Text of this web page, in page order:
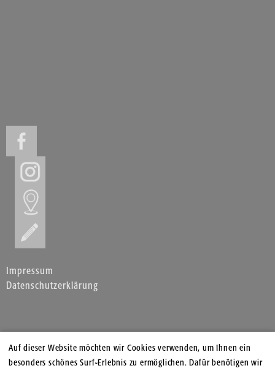
Impressum
Datenschutzerklärung
Auf dieser Website möchten wir Cookies verwenden, um Ihnen ein
besonders schönes Surf-Erlebnis zu ermöglichen. Dafür benötigen wir